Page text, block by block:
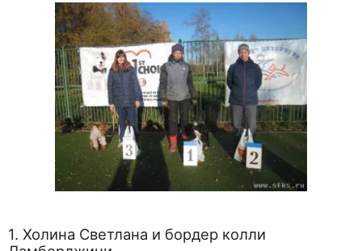
1. Холина Светлана и бордер колли